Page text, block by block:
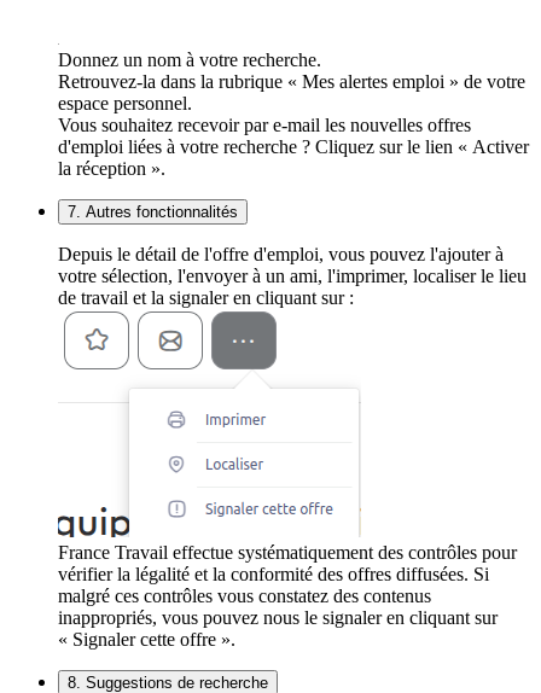
Donnez un nom à votre recherche.
Retrouvez-la dans la rubrique « Mes alertes emploi » de votre
espace personnel.
Vous souhaitez recevoir par e-mail les nouvelles offres
d'emploi liées à votre recherche ? Cliquez sur le lien « Activer
la réception ».
7. Autres fonctionnalités
Depuis le détail de l'offre d'emploi, vous pouvez l'ajouter à
votre sélection, l'envoyer à un ami, l'imprimer, localiser le lieu
de travail et la signaler en cliquant sur :
France Travail effectue systématiquement des contrôles pour
vérifier la légalité et la conformité des offres diffusées. Si
malgré ces contrôles vous constatez des contenus
inappropriés, vous pouvez nous le signaler en cliquant sur
« Signaler cette offre ».
8. Suggestions de recherche